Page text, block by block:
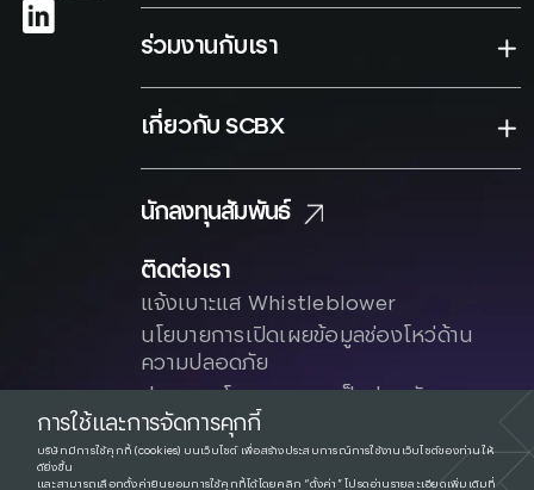
ร่วมงานกับเรา
เกี่ยวกับ SCBX
นักลงทุนสัมพันธ์
ติดต่อเรา
แจ้งเบาะแส Whistleblower
นโยบายการเปิดเผยข้อมูลช่องโหว่ด้าน
ความปลอดภัย
การใช้และการจัดการคุกกี้
บริษัทมีการใช้คุกกี้ (cookies) บนเว็บไซต์ เพื่อสร้างประสบการณ์การใช้งานเว็บไซต์ของท่านให้
ดียิ่งขึ้น
และสามารถเลือกตั้งค่ายินยอมการใช้คุกกี้ได้โดยคลิก “ตั้งค่า” โปรดอ่านรายละเอียดเพิ่มเติมที่